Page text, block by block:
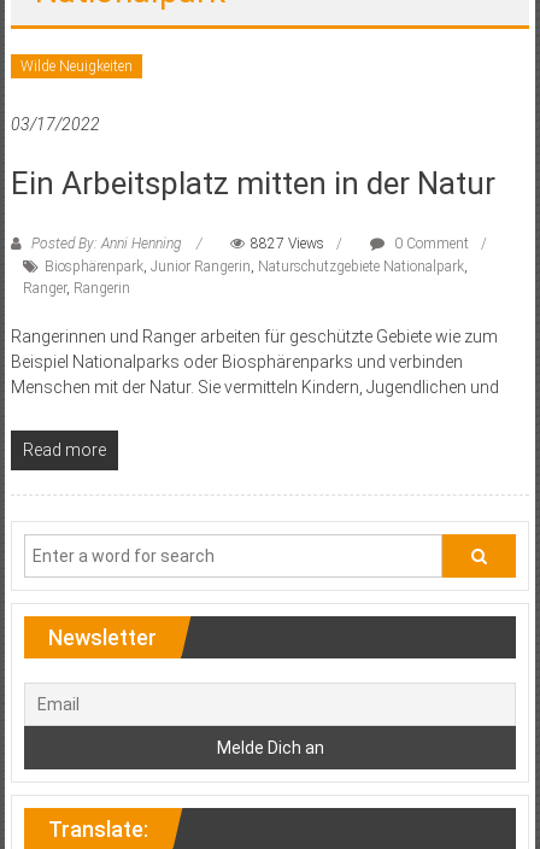
Wilde Neuigkeiten
03/17/2022
Ein Arbeitsplatz mitten in der Natur
Posted By: Anni Henning 8827 Views
0 Comment
Biosphärenpark, Junior Rangerin, Naturschutzgebiete Nationalpark,
Ranger, Rangerin
Rangerinnen und Ranger arbeiten für geschützte Gebiete wie zum
Beispiel Nationalparks oder Biosphärenparks und verbinden
Menschen mit der Natur. Sie vermitteln Kindern, Jugendlichen und
Read more
Newsletter
Translate: